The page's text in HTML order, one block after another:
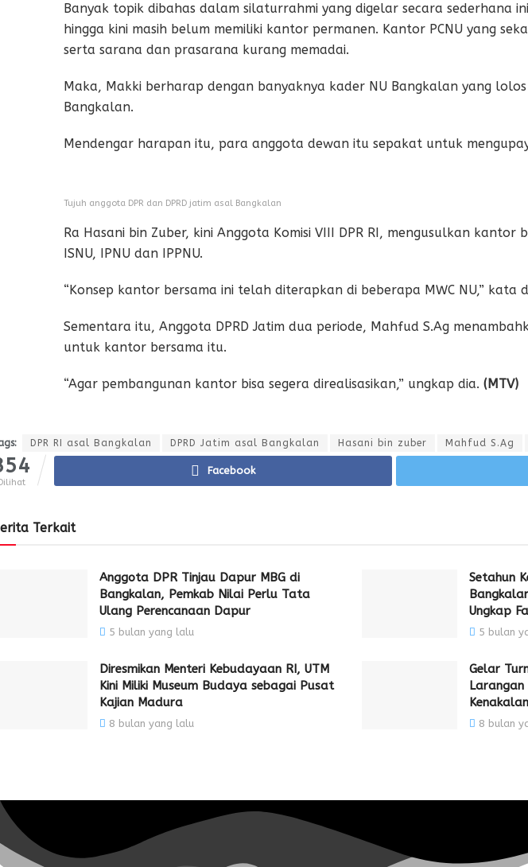
Banyak topik dibahas dalam silaturrahmi yang digelar secara sederhana
hingga kini masih belum memiliki kantor permanen. Kantor PCNU yang
serta sarana dan prasarana kurang memadai.
Maka, Makki berharap dengan banyaknya kader NU Bangkalan yang
Bangkalan.
Mendengar harapan itu, para anggota dewan itu sepakat untuk
Tujuh anggota DPR dan DPRD jatim asal Bangkalan
Ra Hasani bin Zuber, kini Anggota Komisi VIII DPR RI, mengusulkan
ISNU, IPNU dan IPPNU.
“Konsep kantor bersama ini telah diterapkan di beberapa MWC NU,” kata
Sementara itu, Anggota DPRD Jatim dua periode, Mahfud S.Ag
untuk kantor bersama itu.
“Agar pembangunan kantor bisa segera direalisasikan,” ungkap dia. (MTV)
DPR RI asal Bangkalan DPRD Jatim asal Bangkalan Hasani bin zuber Mahfud S.Ag
Facebook
Terkait
Anggota DPR Tinjau Dapur MBG di
Bangkalan, Pemkab Nilai Perlu Tata
Ulang Perencanaan Dapur
5 bulan yang lalu
Setahun
Ungkap
5 bulan
Diresmikan Menteri Kebudayaan RI, UTM
Kini Miliki Museum Budaya sebagai Pusat
Kajian Madura
8 bulan yang lalu
Gelar
Larangan
8 bulan